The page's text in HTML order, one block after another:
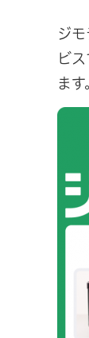
ジ
ビ
ます